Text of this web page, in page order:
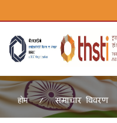
होम समाचार विवरण